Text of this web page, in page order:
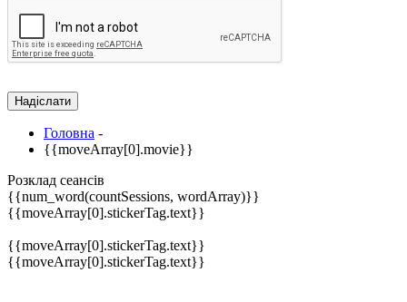
Головна -
{{moveArray[0].movie}}
Розклад сеансів
{{num_word(countSessions, wordArray)}}
{{moveArray[0].stickerTag.text}}
{{moveArray[0].stickerTag.text}}
{{moveArray[0].stickerTag.text}}